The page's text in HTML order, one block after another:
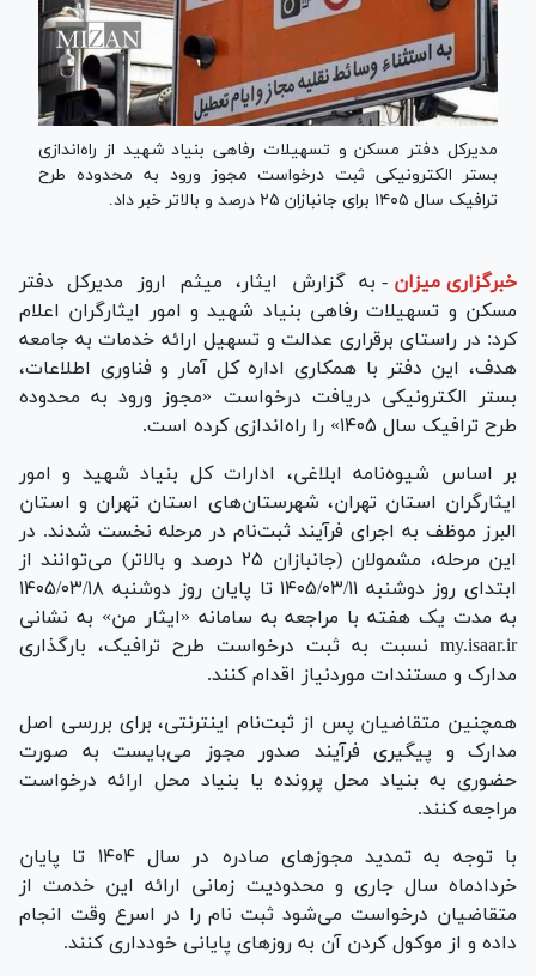
مدیرکل دفتر مسکن و تسهیلات رفاهی بنیاد شهید از راه‌اندازی
بستر الکترونیکی ثبت درخواست مجوز ورود به محدوده طرح
ترافیک سال ۱۴۰۵ برای جانبازان ۲۵ درصد و بالاتر خبر داد.
خبرگزاری میزان - به گزارش ایثار، میثم اروز مدیرکل دفتر
مسکن و تسهیلات رفاهی بنیاد شهید و امور ایثارگران اعلام
کرد: در راستای برقراری عدالت و تسهیل ارائه خدمات به جامعه
هدف، این دفتر با همکاری اداره کل آمار و فناوری اطلاعات،
بستر الکترونیکی دریافت درخواست «مجوز ورود به محدوده
طرح ترافیک سال ۱۴۰۵» را راه‌اندازی کرده است.
بر اساس شیوه‌نامه ابلاغی، ادارات کل بنیاد شهید و امور
ایثارگران استان تهران، شهرستان‌های استان تهران و استان
البرز موظف به اجرای فرآیند ثبت‌نام در مرحله نخست شدند. در
این مرحله، مشمولان (جانبازان ۲۵ درصد و بالاتر) می‌توانند از
ابتدای روز دوشنبه ۱۴۰۵/۰۳/۱۱ تا پایان روز دوشنبه ۱۴۰۵/۰۳/۱۸
به مدت یک هفته با مراجعه به سامانه «ایثار من» به نشانی
my.isaar.ir نسبت به ثبت درخواست طرح ترافیک، بارگذاری
مدارک و مستندات موردنیاز اقدام کنند.
همچنین متقاضیان پس از ثبت‌نام اینترنتی، برای بررسی اصل
مدارک و پیگیری فرآیند صدور مجوز می‌بایست به صورت
حضوری به بنیاد محل پرونده یا بنیاد محل ارائه درخواست
مراجعه کنند.
با توجه به تمدید مجوز‌های صادره در سال ۱۴۰۴ تا پایان
خردادماه سال جاری و محدودیت زمانی ارائه این خدمت از
متقاضیان درخواست می‌شود ثبت نام را در اسرع وقت انجام
داده و از موکول کردن آن به روز‌های پایانی خودداری کنند.